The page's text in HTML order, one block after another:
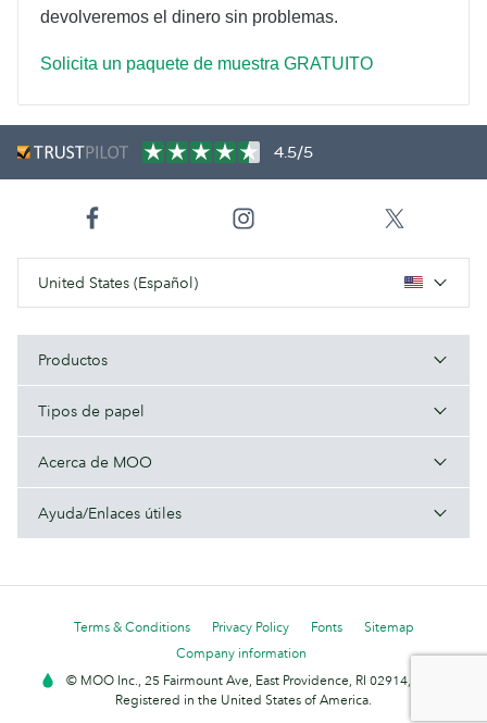
devolveremos el dinero sin problemas.
Solicita un paquete de muestra GRATUITO
4.5/5
United States (Español)
Productos
Tipos de papel
Acerca de MOO
Ayuda/Enlaces útiles
Terms & Conditions Privacy Policy Fonts
Sitemap
Company information
© MOO Inc., 25 Fairmount Ave, East Providence, RI 02914, USA -
Registered in the United States of America.